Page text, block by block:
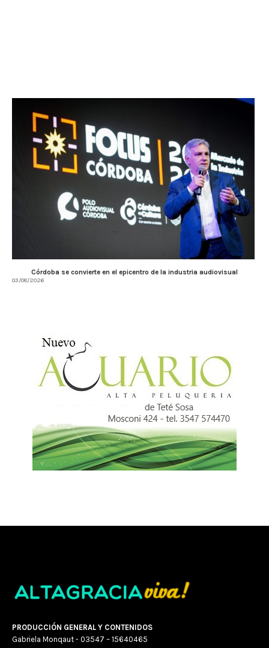
Córdoba se convierte en el epicentro de la industria audiovisual
03/08/2026
PRODUCCIÓN GENERAL Y CONTENIDOS
Gabriela Monqaut - 03547 – 15640465